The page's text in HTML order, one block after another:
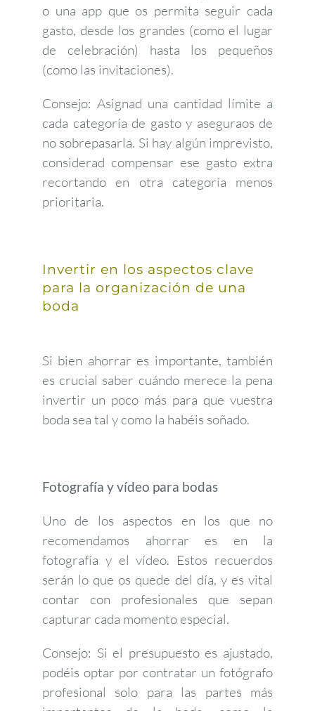
o una app que os permita seguir cada
gasto, desde los grandes (como el lugar
de celebración) hasta los pequeños
(como las invitaciones).
Consejo: Asignad una cantidad límite a
cada categoría de gasto y aseguraos de
no sobrepasarla. Si hay algún imprevisto,
considerad compensar ese gasto extra
recortando en otra categoría menos
prioritaria.
Invertir en los aspectos clave
para la organización de una
boda
Si bien ahorrar es importante, también
es crucial saber cuándo merece la pena
invertir un poco más para que vuestra
boda sea tal y como la habéis soñado.
Fotografía y vídeo para bodas
Uno de los aspectos en los que no
recomendamos ahorrar es en la
fotografía y el vídeo. Estos recuerdos
serán lo que os quede del día, y es vital
contar con profesionales que sepan
capturar cada momento especial.
Consejo: Si el presupuesto es ajustado,
podéis optar por contratar un fotógrafo
profesional solo para las partes más